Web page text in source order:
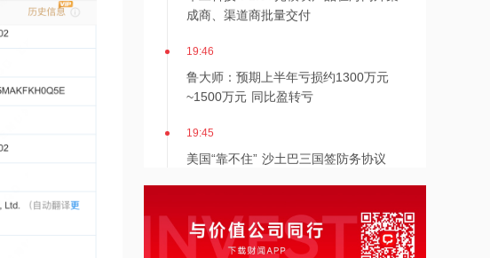
成商、渠道商批量交付
鲁大师：预期上半年亏损约1300万元
~1500万元 同比盈转亏
美国“靠不住” 沙土巴三国签防务协议
贝壳：8月6日斥资300万美元回购53.3